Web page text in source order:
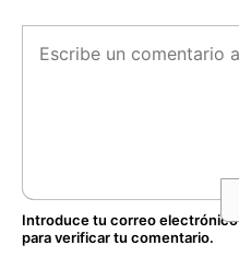
Introduce tu correo electrónico
para verificar tu comentario.